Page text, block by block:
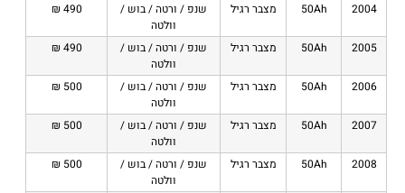
2004
50Ah מצבר רגיל
שנפ / ורטה / בוש /
וולטה
490 ₪
2005
50Ah מצבר רגיל
שנפ / ורטה / בוש /
וולטה
490 ₪
2006
50Ah מצבר רגיל
שנפ / ורטה / בוש /
וולטה
500 ₪
2007
50Ah מצבר רגיל
שנפ / ורטה / בוש /
וולטה
500 ₪
2008
50Ah מצבר רגיל
שנפ / ורטה / בוש /
וולטה
500 ₪